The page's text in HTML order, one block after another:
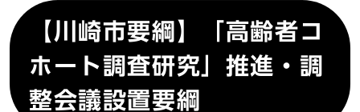
【川崎市要綱】「高齢者コ
ホート調査研究」推進・調
整会議設置要綱